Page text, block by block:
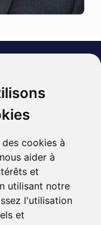
cookies à
aider à
et
utilisant notre
l'utilisation
et
? N'hésitez pas